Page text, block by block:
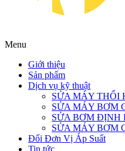
Menu
Giới thiệu
Sản phẩm
Dịch vụ kỹ thuật
SỬA MÁY THỔI
SỬA MÁY BƠM
SỬA BƠM ĐỊNH
SỬA MÁY BƠM
Đổi Đơn Vị Áp Suất
Tin tức